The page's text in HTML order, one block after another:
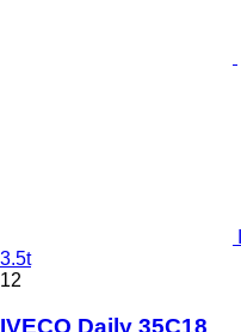
3.5t
12
IVECO Daily 35C18